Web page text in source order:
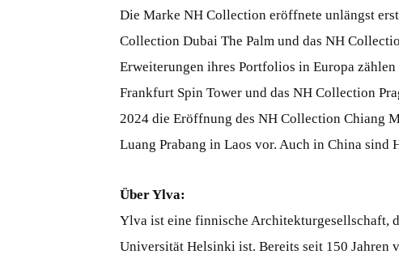
Die Marke NH Collection eröffnete unlängst
Collection Dubai The Palm und das NH
Erweiterungen ihres Portfolios in Europa
Frankfurt Spin Tower und das NH Collection
2024 die Eröffnung des NH Collection Chiang
Luang Prabang in Laos vor. Auch in China sind
Über Ylva:
Ylva ist eine finnische Architekturgesellschaft,
Universität Helsinki ist. Bereits seit 150